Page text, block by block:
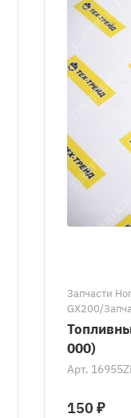
Запчасти
GX200/
Honda
000)
Арт.
150 ₽